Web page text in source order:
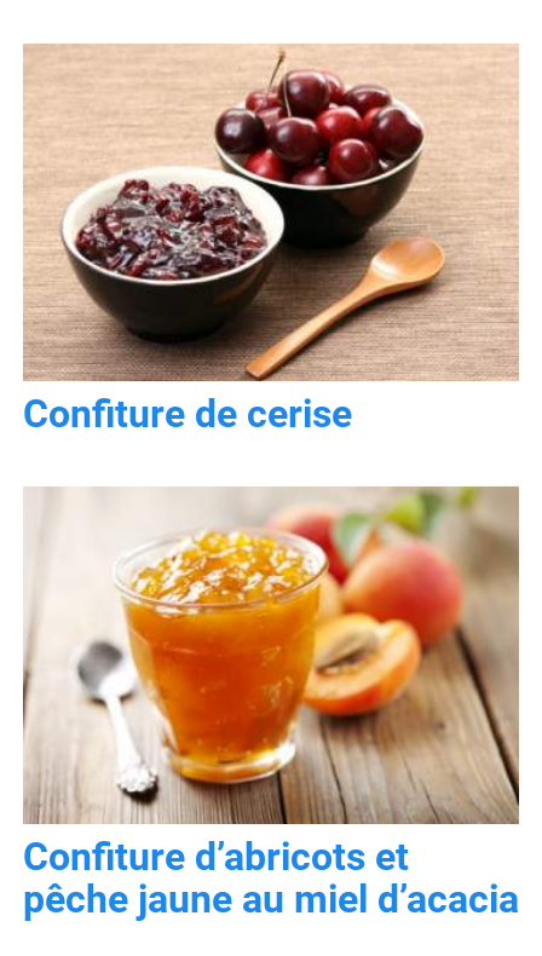
Confiture de cerise
Confiture d’abricots et
pêche jaune au miel d’acacia